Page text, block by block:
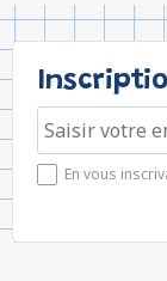
En vous